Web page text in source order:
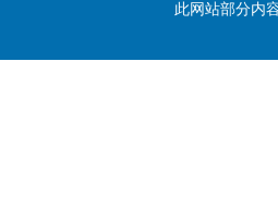
此网站部分内